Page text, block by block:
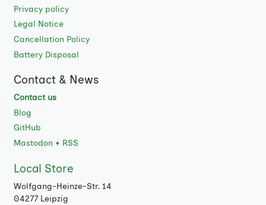
Privacy policy
Legal Notice
Cancellation Policy
Battery Disposal
Contact & News
Contact us
Blog
GitHub
Mastodon+ RSS
Local Store
Wolfgang-Heinze-Str. 14
04277 Leipzig